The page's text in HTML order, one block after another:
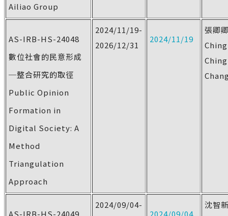
Ailiao Group
AS-IRB-HS-24048
數位社會的民意形成
─整合研究的取徑
Public Opinion
Formation in
Digital Society: A
Method
Triangulation
Approach
2024/11/19-
2026/12/31
2024/11/19
張卿
Ching
AS-IRB-HS-24049
2024/09/04-
2024/09/04
沈智